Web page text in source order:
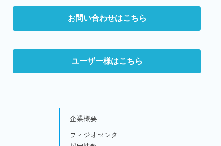
お問い合わせはこちら
ユーザー様はこちら
企業概要
フィジオセンター